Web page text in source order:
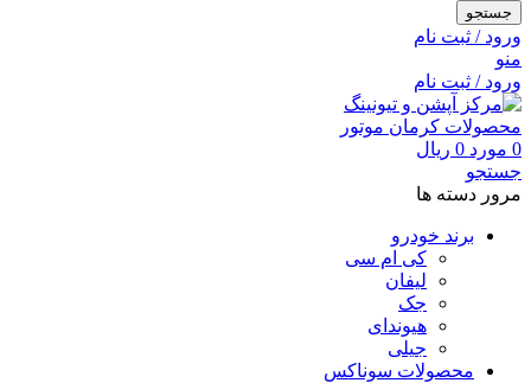
جستجو
ورود / ثبت نام
منو
ورود / ثبت نام
0 مورد 0 ریال
جستجو
مرور دسته ها
برند خودرو
کی ام سی
لیفان
جک
هیوندای
جیلی
محصولات سوناکس